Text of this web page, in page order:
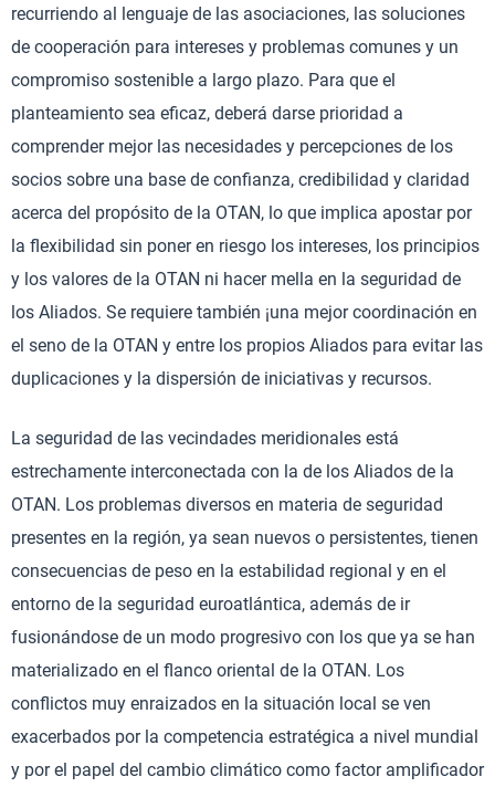
recurriendo al lenguaje de las asociaciones, las soluciones
de cooperación para intereses y problemas comunes y un
compromiso sostenible a largo plazo. Para que el
planteamiento sea eficaz, deberá darse prioridad a
comprender mejor las necesidades y percepciones de los
socios sobre una base de confianza, credibilidad y claridad
acerca del propósito de la OTAN, lo que implica apostar por
la flexibilidad sin poner en riesgo los intereses, los principios
y los valores de la OTAN ni hacer mella en la seguridad de
los Aliados. Se requiere también ¡una mejor coordinación en
el seno de la OTAN y entre los propios Aliados para evitar las
duplicaciones y la dispersión de iniciativas y recursos.
La seguridad de las vecindades meridionales está
estrechamente interconectada con la de los Aliados de la
OTAN. Los problemas diversos en materia de seguridad
presentes en la región, ya sean nuevos o persistentes, tienen
consecuencias de peso en la estabilidad regional y en el
entorno de la seguridad euroatlántica, además de ir
fusionándose de un modo progresivo con los que ya se han
materializado en el flanco oriental de la OTAN. Los
conflictos muy enraizados en la situación local se ven
exacerbados por la competencia estratégica a nivel mundial
y por el papel del cambio climático como factor amplificador